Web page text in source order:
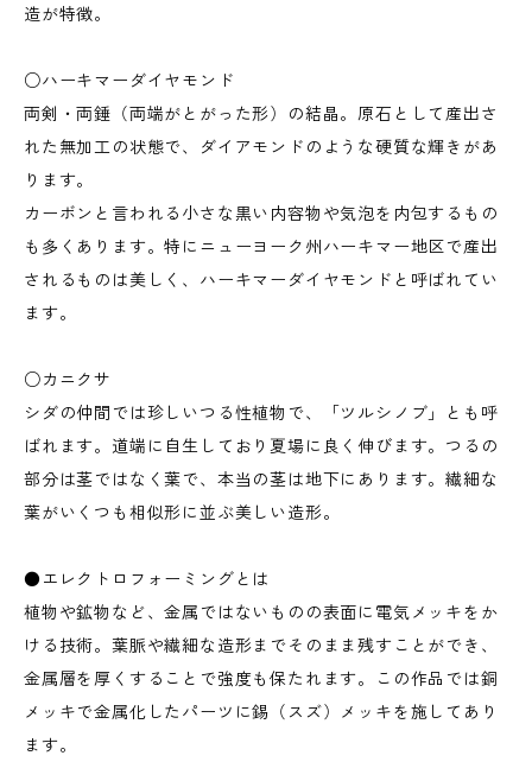
造が特徴。
○ハーキマーダイヤモンド
両剣・両錘（両端がとがった形）の結晶。原石として産出さ
れた無加工の状態で、ダイアモンドのような硬質な輝きがあ
ります。
カーボンと言われる小さな黒い内容物や気泡を内包するもの
も多くあります。特にニューヨーク州ハーキマー地区で産出
されるものは美しく、ハーキマーダイヤモンドと呼ばれてい
ます。
○カニクサ
シダの仲間では珍しいつる性植物で、「ツルシノブ」とも呼
ばれます。道端に自生しており夏場に良く伸びます。つるの
部分は茎ではなく葉で、本当の茎は地下にあります。繊細な
葉がいくつも相似形に並ぶ美しい造形。
●エレクトロフォーミングとは
植物や鉱物など、金属ではないものの表面に電気メッキをか
ける技術。葉脈や繊細な造形までそのまま残すことができ、
金属層を厚くすることで強度も保たれます。この作品では銅
メッキで金属化したパーツに錫（スズ）メッキを施してあり
ます。